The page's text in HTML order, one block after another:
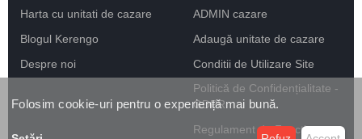
Harta cu unitati de cazare
Blogul Kerengo
Despre noi
ADMIN cazare
Adaugă unitate de cazare
Conditii de Utilizare Site
Politică de Confidențialitate -
GDPR
Regulament de Funcționare
Folosim cookie-uri pentru o experiență mai bună.